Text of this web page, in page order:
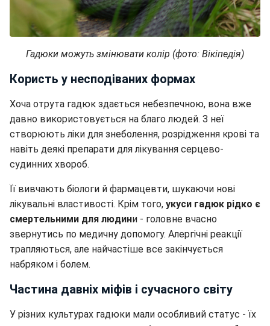
Гадюки можуть змінювати колір (фото: Вікіпедія)
Користь у несподіваних формах
Хоча отрута гадюк здається небезпечною, вона вже
давно використовується на благо людей. З неї
створюють ліки для знеболення, розрідження крові та
навіть деякі препарати для лікування серцево-
судинних хвороб.
Її вивчають біологи й фармацевти, шукаючи нові
лікувальні властивості. Крім того, укуси гадюк рідко є
смертельними для людини - головне вчасно
звернутись по медичну допомогу. Алергічні реакції
трапляються, але найчастіше все закінчується
набряком і болем.
Частина давніх міфів і сучасного світу
У різних культурах гадюки мали особливий статус - їх